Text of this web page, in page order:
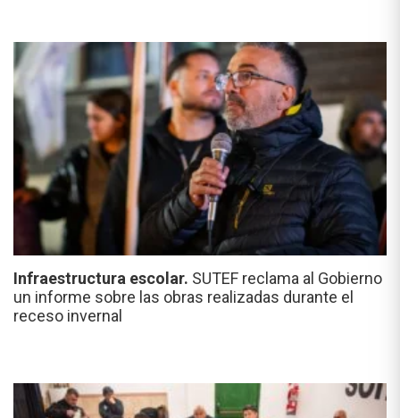
Infraestructura escolar. SUTEF reclama al Gobierno
un informe sobre las obras realizadas durante el
receso invernal